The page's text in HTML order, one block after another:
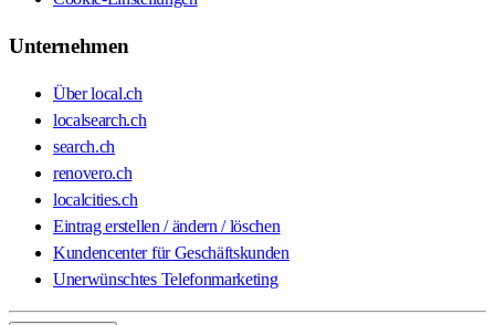
Unternehmen
Über local.ch
localsearch.ch
search.ch
renovero.ch
localcities.ch
Eintrag erstellen / ändern / löschen
Kundencenter für Geschäftskunden
Unerwünschtes Telefonmarketing